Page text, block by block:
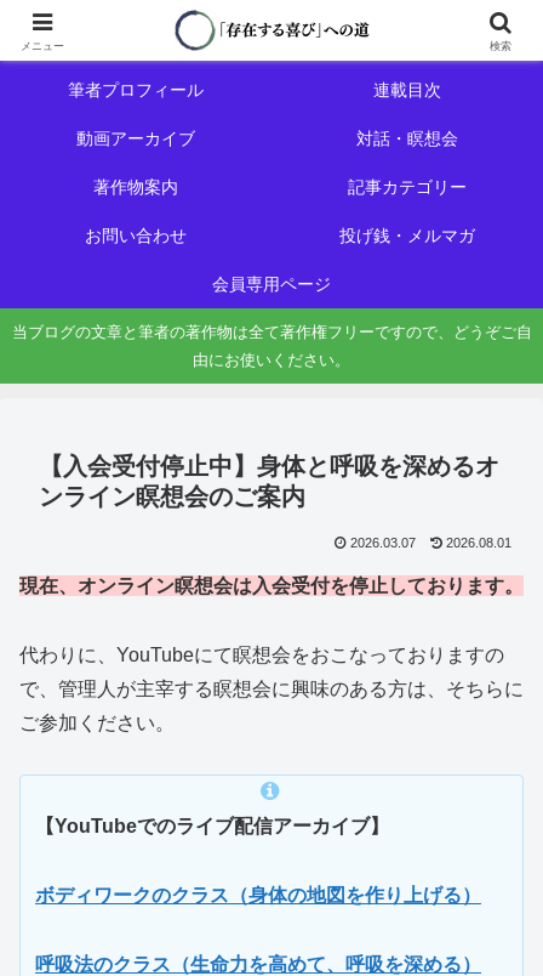
初めての方へ
筆者プロフィール 連載目次
動画アーカイブ 対話・瞑想会
著作物案内 記事カテゴリー
お問い合わせ 投げ銭・メルマガ
会員専用ページ
当ブログの文章と筆者の著作物は全て著作権フリーですので、どうぞご自
由にお使いください。
【入会受付停止中】身体と呼吸を深めるオ
ンライン瞑想会のご案内
2026.03.07 2026.08.01
現在、オンライン瞑想会は入会受付を停止しております。
代わりに、YouTubeにて瞑想会をおこなっておりますの
で、管理人が主宰する瞑想会に興味のある方は、そちらに
ご参加ください。
【YouTubeでのライブ配信アーカイブ】
ボディワークのクラス（身体の地図を作り上げる）
呼吸法のクラス（生命力を高めて、呼吸を深める）
メニュー 検索